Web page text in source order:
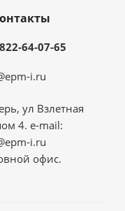
64-07-65
i.ru
ул Взлетная
4. e-mail:
i.ru
офис.